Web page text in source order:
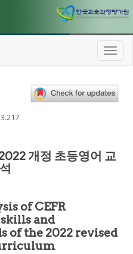
T
o
l
e
g
개정 초등영어 교
of CEFR
and
of the 2022 revised